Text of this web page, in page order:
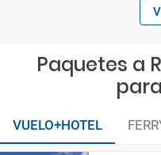
Paquetes a
VUELO+HOTEL